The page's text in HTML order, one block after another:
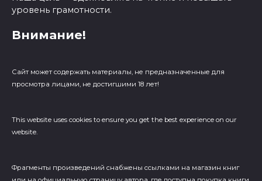
уровень грамотности.
Внимание!
Сайт может содержать материалы, не предназначенные для
просмотра лицами, не достигшими 18 лет!
This website uses cookies to ensure you get the best experience on our
website.
Фрагменты произведений cнабжены ссылками на магазин книг